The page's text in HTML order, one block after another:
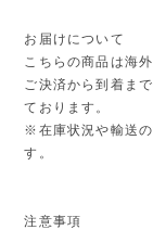
お届けについて
こちらの商品は海
ご決済から到着ま
ております。
※在庫状況や輸送
す。
注意事項